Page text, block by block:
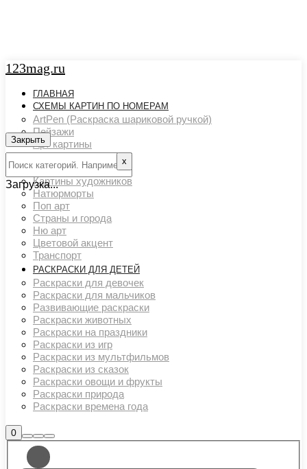
123mag.ru
ГЛАВНАЯ
СХЕМЫ КАРТИН ПО НОМЕРАМ
ArtPen (Раскраска шариковой ручкой)
Пейзажи
Арт картины
Животный мир
Люди
Картины художников
Натюрморты
Поп арт
Страны и города
Ню арт
Цветовой акцент
Транспорт
РАСКРАСКИ ДЛЯ ДЕТЕЙ
Раскраски для девочек
Раскраски для мальчиков
Развивающие раскраски
Раскраски животных
Раскраски на праздники
Раскраски из игр
Раскраски из мультфильмов
Раскраски из сказок
Раскраски овощи и фрукты
Раскраски природа
Раскраски времена года
0Боковая
панель
магазина
Найти
Больше
информации
Главное
меню
Закрыть
х
Загрузка...